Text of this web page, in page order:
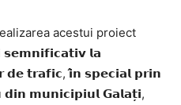
acestui proiect
𝗹𝗮
𝘁𝗿𝗮𝗳𝗶𝗰, 𝗶̂𝗻 𝘀𝗽𝗲𝗰𝗶𝗮𝗹 𝗽𝗿𝗶𝗻
𝗺𝘂𝗻𝗶𝗰𝗶𝗽𝗶𝘂𝗹 𝗚𝗮𝗹𝗮𝘁̦𝗶,